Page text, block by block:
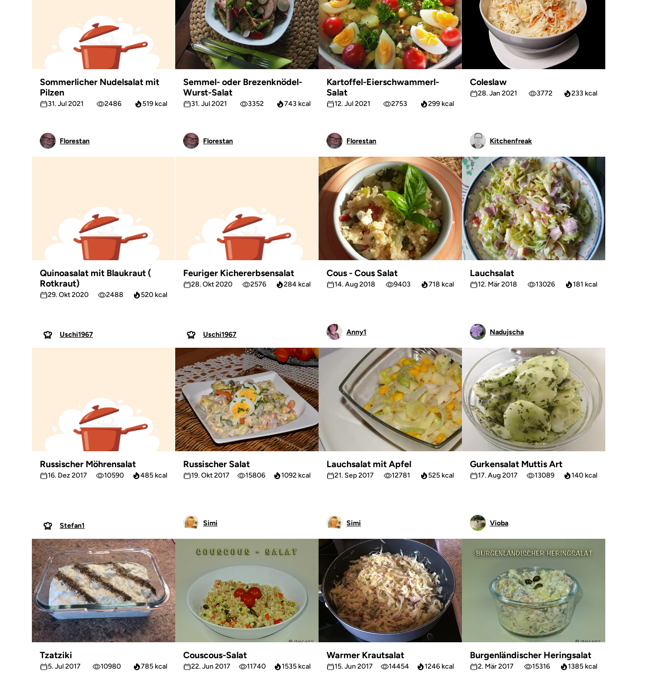
Sommerlicher Nudelsalat mit
Pilzen
31. Jul 2021 2486 519 kcal
Florestan
Semmel- oder Brezenknödel-
Wurst-Salat
31. Jul 2021 3352 743 kcal
Florestan
Kartoffel-Eierschwammerl-
Salat
12. Jul 2021 2753 299 kcal
Florestan
Coleslaw
28. Jan 2021 3772 233 kcal
Kitchenfreak
Quinoasalat mit Blaukraut (
Rotkraut)
29. Okt 2020 2488 520 kcal
Uschi1967
Feuriger Kichererbsensalat
28. Okt 2020 2576 284 kcal
Uschi1967
Cous - Cous Salat
14. Aug 2018 9403 718 kcal
Anny1
Lauchsalat
12. Mär 2018 13026 181 kcal
Nadujscha
Russischer Möhrensalat
16. Dez 2017 10590 485 kcal
Stefan1
Russischer Salat
19. Okt 2017 15806 1092 kcal
Simi
Lauchsalat mit Apfel
21. Sep 2017 12781 525 kcal
Simi
Gurkensalat Muttis Art
17. Aug 2017 13089 140 kcal
Vioba
Tzatziki
5. Jul 2017 10980 785 kcal
Couscous-Salat
22. Jun 2017 11740 1535 kcal
Warmer Krautsalat
15. Jun 2017 14454 1246 kcal
Burgenländischer Heringsalat
2. Mär 2017 15316 1385 kcal